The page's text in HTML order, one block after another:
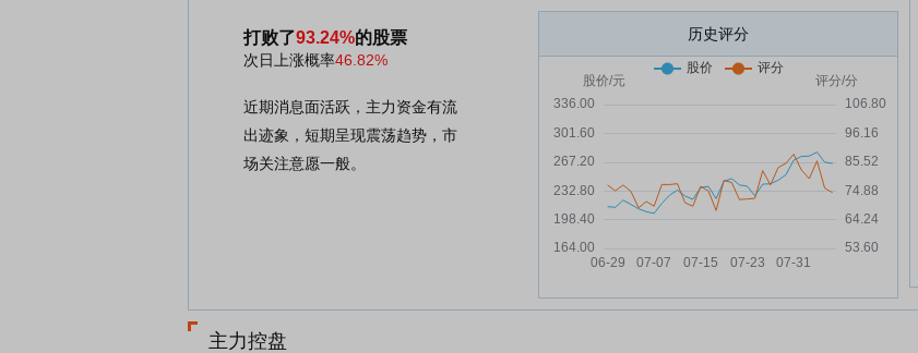
打败了93.24%的股票
次日上涨概率46.82%
近期消息面活跃，主力资金有流
出迹象，短期呈现震荡趋势，市
场关注意愿一般。
历史评分
主力控盘